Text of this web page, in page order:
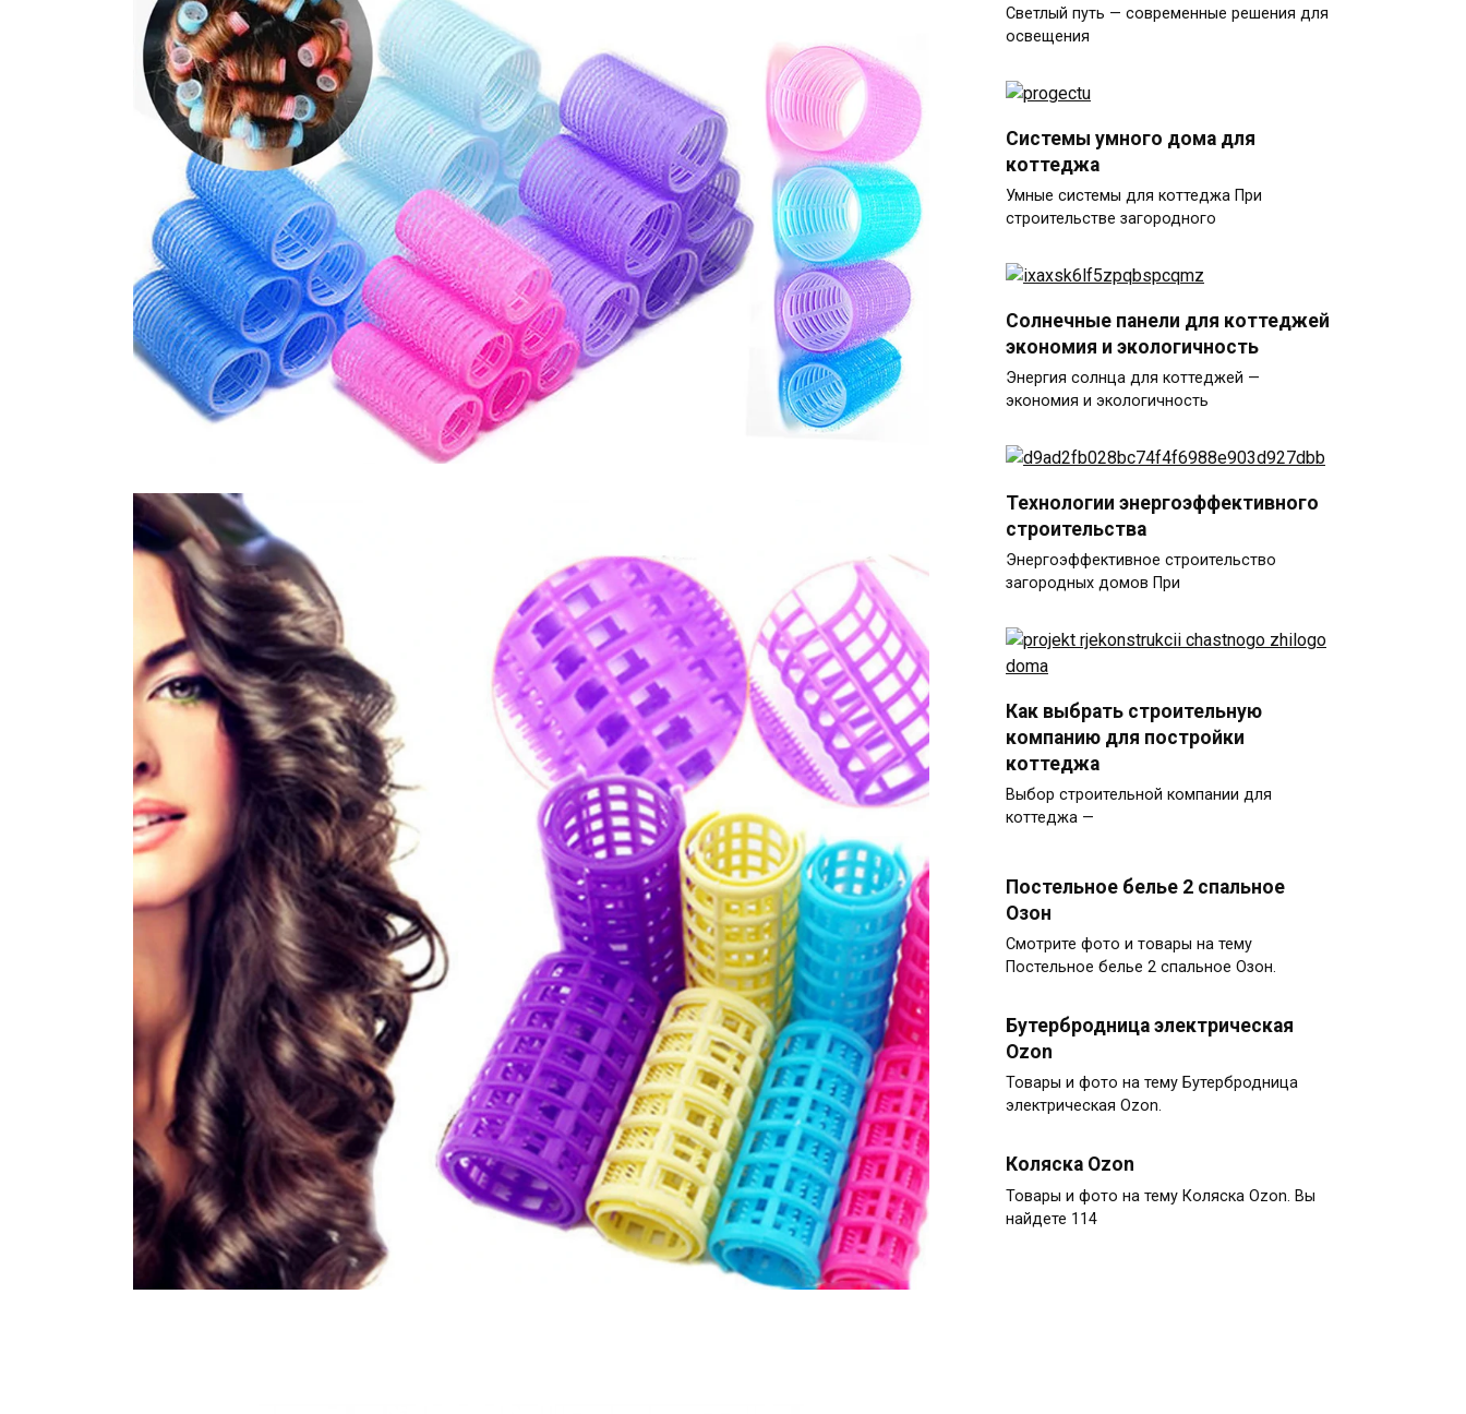
Светлый путь — современные решения для
освещения
Системы умного дома для
коттеджа
Умные системы для коттеджа При
строительстве загородного
Солнечные панели для коттеджей
экономия и экологичность
Энергия солнца для коттеджей —
экономия и экологичность
Технологии энергоэффективного
строительства
Энергоэффективное строительство
загородных домов При
Как выбрать строительную
компанию для постройки
коттеджа
Выбор строительной компании для
коттеджа —
Постельное белье 2 спальное
Озон
Смотрите фото и товары на тему
Постельное белье 2 спальное Озон.
Бутербродница электрическая
Ozon
Товары и фото на тему Бутербродница
электрическая Ozon.
Коляска Ozon
Товары и фото на тему Коляска Ozon. Вы
найдете 114